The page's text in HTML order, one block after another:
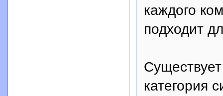
каждого
подходит
категория